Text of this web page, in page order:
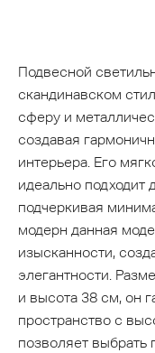
Подвесной
скандинавском
сферу и
создавая
интерьера. Его
идеально подходит
подчеркивая
модерн данная
изысканности,
элегантности.
и высота 38 см, он
пространство с
позволяет